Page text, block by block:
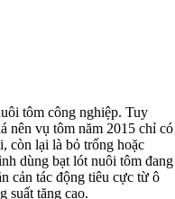
tôm công nghiệp. Tuy
nên vụ tôm năm 2015 chỉ có
còn lại là bỏ trống hoặc
dùng bạt lót nuôi tôm đang
cản tác động tiêu cực từ ô
suất tăng cao.